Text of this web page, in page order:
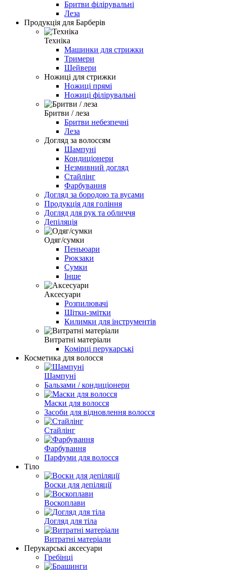
Бритви філірувальні
Леза
Продукція для Барберів
Техніка
Машинки для стрижки
Тримери
Шейвери
Ножиці для стрижки
Ножиці прямі
Ножиці філірувальні
Бритви / леза
Бритви небезпечні
Леза
Догляд за волоссям
Шампуні
Кондиціонери
Незмивний догляд
Стайлінг
Фарбування
Догляд за бородою та вусами
Продукція для гоління
Догляд для рук та обличчя
Депіляція
Одяг/сумки
Пеньюари
Рюкзаки
Сумки
Інше
Аксесуари
Розпилювачі
Щітки-змітки
Килимки для інструментів
Витратні матеріали
Комірці перукарські
Косметика для волосся
Шампуні
Бальзами / кондиціонери
Маски для волосся
Засоби для відновлення волосся
Стайлінг
Фарбування
Парфуми для волосся
Тіло
Воски для депіляції
Воскоплави
Догляд для тіла
Витратні матеріали
Перукарські аксесуари
Гребінці